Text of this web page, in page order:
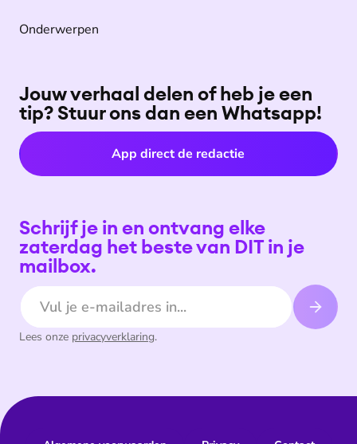
Onderwerpen
Jouw verhaal delen of heb je een
tip? Stuur ons dan een Whatsapp!
App direct de redactie
Schrijf je in en ontvang elke
zaterdag het beste van DIT in je
mailbox.
E-mailadres
Lees onze privacyverklaring.